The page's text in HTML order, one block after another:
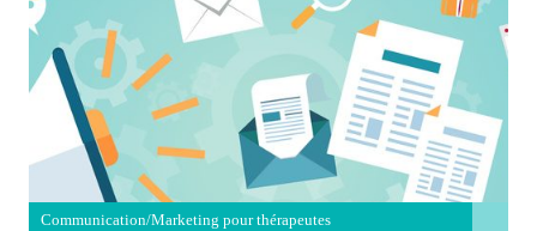
Communication/Marketing pour thérapeutes